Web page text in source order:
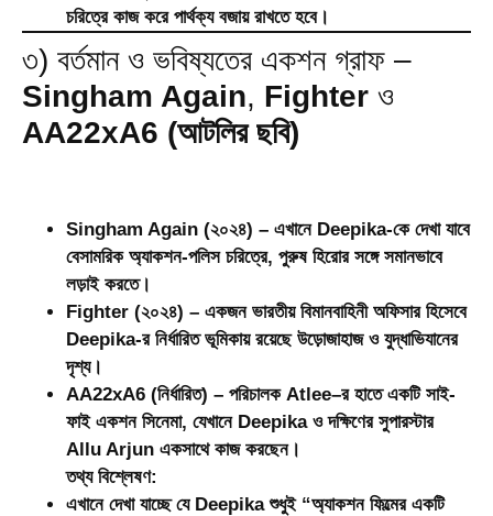
চরিত্রে কাজ করে পার্থক্য বজায় রাখতে হবে।
৩) বর্তমান ও ভবিষ্যতের একশন গ্রাফ –
Singham Again, Fighter ও
AA22xA6 (আটলির ছবি)
Singham Again (২০২৪) – এখানে Deepika-কে দেখা যাবে
বেসামরিক অ্যাকশন-পলিস চরিত্রে, পুরুষ হিরোর সঙ্গে সমানভাবে
লড়াই করতে।
Fighter (২০২৪) – একজন ভারতীয় বিমানবাহিনী অফিসার হিসেবে
Deepika-র নির্ধারিত ভূমিকায় রয়েছে উড়োজাহাজ ও যুদ্ধাভিযানের
দৃশ্য।
AA22xA6 (নির্ধারিত) – পরিচালক Atlee–র হাতে একটি সাই-
ফাই একশন সিনেমা, যেখানে Deepika ও দক্ষিণের সুপারস্টার
Allu Arjun একসাথে কাজ করছেন।
তথ্য বিশ্লেষণ:
এখানে দেখা যাচ্ছে যে Deepika শুধুই “অ্যাকশন ফিল্মের একটি